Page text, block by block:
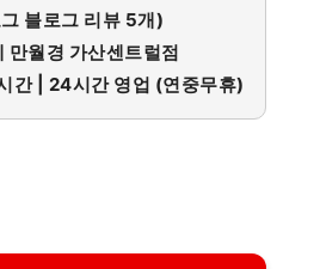
블로그 리뷰 5개)
만월경 가산센트럴점
간 | 24시간 영업 (연중무휴)